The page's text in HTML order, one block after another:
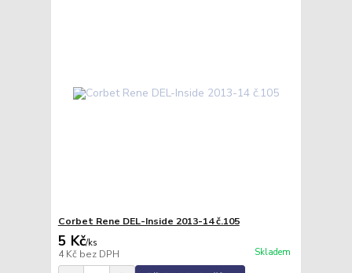
Corbet Rene DEL-Inside 2013-14 č.105
5 Kč/ks
4 Kč bez DPH Skladem